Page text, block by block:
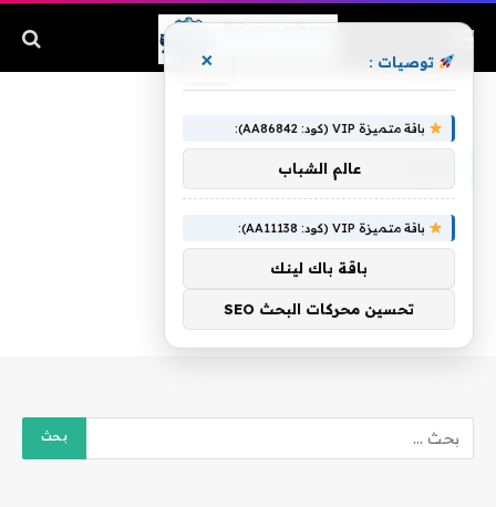
توصيات : ×
باقة متميزة VIP (كود: AA86842):
عالم الشباب
باقة متميزة VIP (كود: AA11138):
باقة باك لينك
تحسين محركات البحث SEO